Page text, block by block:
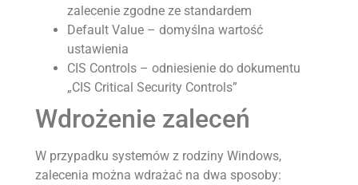
zalecenie zgodne ze standardem
Default Value – domyślna wartość
ustawienia
CIS Controls – odniesienie do dokumentu
„CIS Critical Security Controls”
Wdrożenie zaleceń
W przypadku systemów z rodziny Windows,
zalecenia można wdrażać na dwa sposoby: